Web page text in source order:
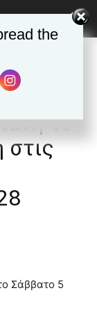
το
Σάββατο 5
the